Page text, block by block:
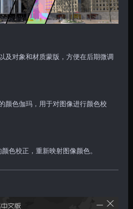
及对象和材质蒙版，方便在后期微调
颜色伽玛，用于对图像进行颜色校
色校正，重新映射图像颜色。